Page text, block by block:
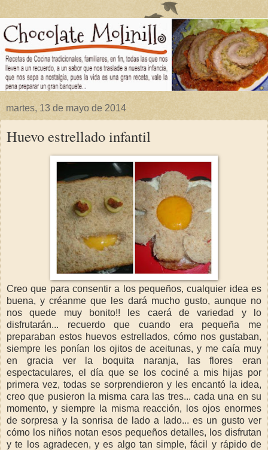
martes, 13 de mayo de 2014
Huevo estrellado infantil
Creo que para consentir a los pequeños, cualquier idea es
buena, y créanme que les dará mucho gusto, aunque no
nos quede muy bonito!! les caerá de variedad y lo
disfrutarán... recuerdo que cuando era pequeña me
preparaban estos huevos estrellados, cómo nos gustaban,
siempre les ponían los ojitos de aceitunas, y me caía muy
en gracia ver la boquita naranja, las flores eran
espectaculares, el día que se los cociné a mis hijas por
primera vez, todas se sorprendieron y les encantó la idea,
creo que pusieron la misma cara las tres... cada una en su
momento, y siempre la misma reacción, los ojos enormes
de sorpresa y la sonrisa de lado a lado... es un gusto ver
cómo los niños notan esos pequeños detalles, los disfrutan
y te los agradecen, y es algo tan simple, fácil y rápido de